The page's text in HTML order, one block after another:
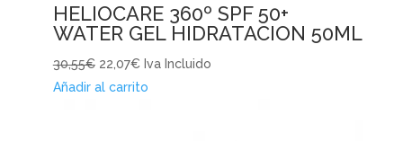
HELIOCARE 360º SPF 50+
WATER GEL HIDRATACION 50ML
30,55€ 22,07€ Iva Incluido
Añadir al carrito